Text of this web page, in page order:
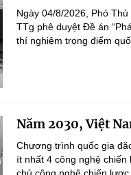
Ngày 04/8/2026, Phó
TTg phê duyệt Đề án
thí nghiệm trọng điểm
Năm 2030, Việt
Chương trình quốc gia
ít nhất 4 công nghệ